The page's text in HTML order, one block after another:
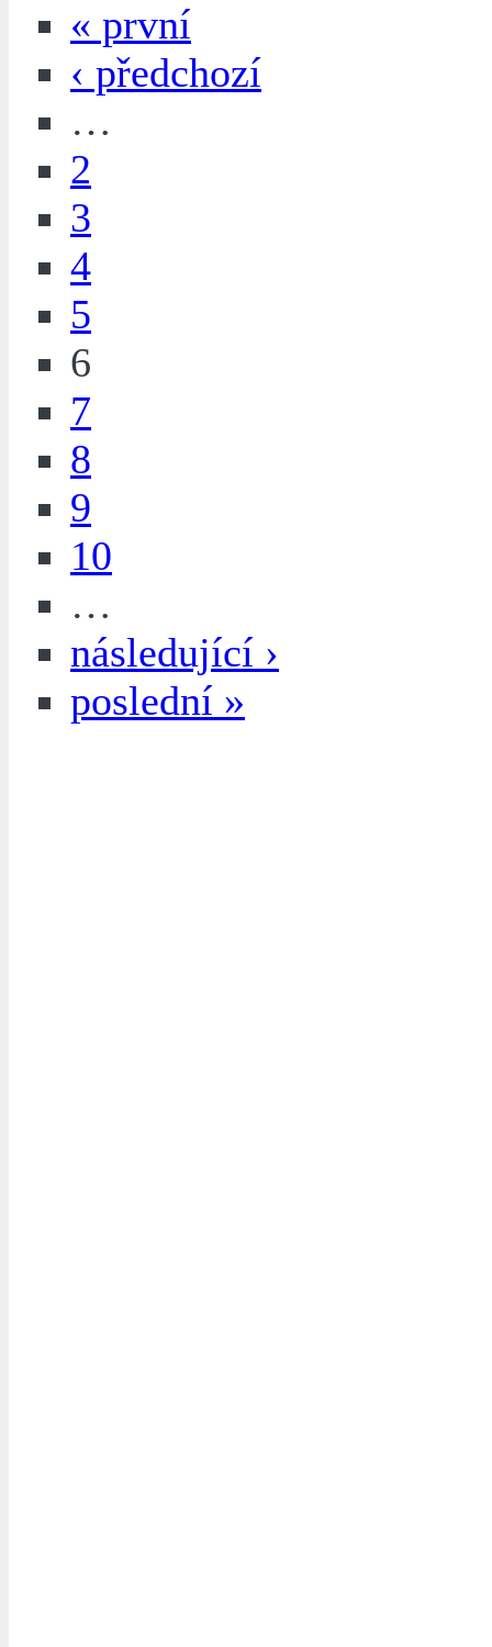
« první
‹ předchozí
…
2
3
4
5
6
7
8
9
10
…
následující ›
poslední »